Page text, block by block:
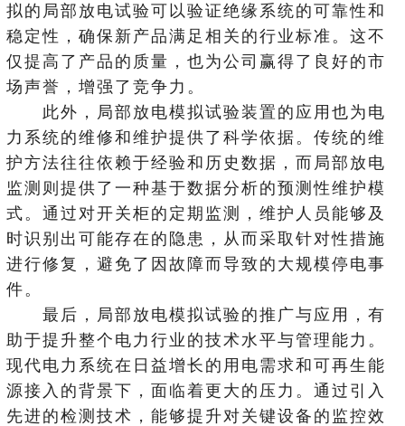
拟的局部放电试验可以验证绝缘系统的可靠性和
稳定性，确保新产品满足相关的行业标准。这不
仅提高了产品的质量，也为公司赢得了良好的市
场声誉，增强了竞争力。
此外，局部放电模拟试验装置的应用也为电
力系统的维修和维护提供了科学依据。传统的维
护方法往往依赖于经验和历史数据，而局部放电
监测则提供了一种基于数据分析的预测性维护模
式。通过对开关柜的定期监测，维护人员能够及
时识别出可能存在的隐患，从而采取针对性措施
进行修复，避免了因故障而导致的大规模停电事
件。
最后，局部放电模拟试验的推广与应用，有
助于提升整个电力行业的技术水平与管理能力。
现代电力系统在日益增长的用电需求和可再生能
源接入的背景下，面临着更大的压力。通过引入
先进的检测技术，能够提升对关键设备的监控效